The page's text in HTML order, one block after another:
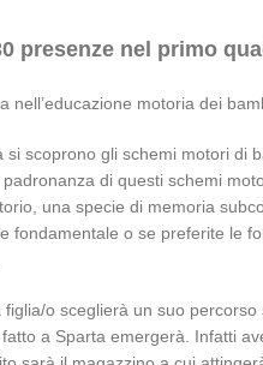
presenze nel primo
nell’educazione motoria dei
si scoprono gli schemi motori
di questi schemi
una specie di memoria
fondamentale o se preferite le
o sceglierà un suo
a Sparta emergerà. Infatti